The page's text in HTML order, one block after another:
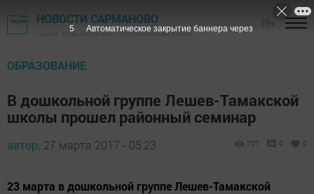
НОВОСТИ САРМАНОВО
Газета "Новый Сарман" - Сармановский район
ОБРАЗОВАНИЕ
В дошкольной группе Лешев-Тамакской
школы прошел районный семинар
автор, 27 марта 2017 - 05:23 707 0 0
23 марта в дошкольной группе Лешев-Тамакской
4 Автоматическое закрытие баннера через